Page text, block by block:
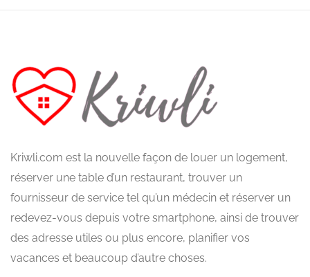
Kriwli.com est la nouvelle façon de louer un logement,
réserver une table d’un restaurant, trouver un
fournisseur de service tel qu’un médecin et réserver un
redevez-vous depuis votre smartphone, ainsi de trouver
des adresse utiles ou plus encore, planifier vos
vacances et beaucoup d’autre choses.